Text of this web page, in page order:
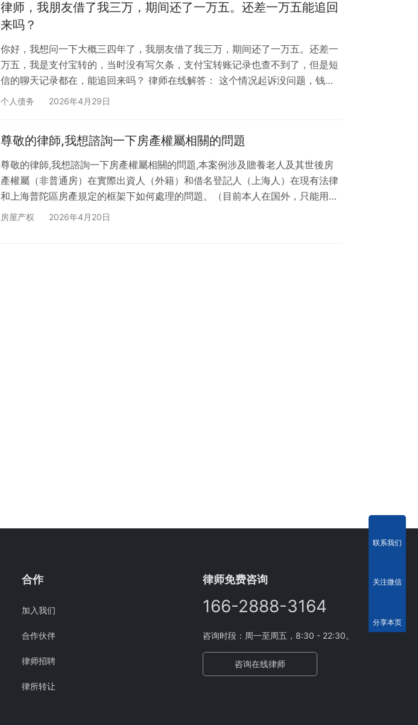
律师了。 保险说条款里有明确说明，精神损失费不、交通费及间接费用不在理赔
范围，那…
律师，我朋友借了我三万，期间还了一万五。还差一万五能追回
来吗？
你好，我想问一下大概三四年了，我朋友借了我三万，期间还了一万五。还差一
万五，我是支付宝转的，当时没有写欠条，支付宝转账记录也查不到了，但是短
信的聊天记录都在，能追回来吗？ 律师在线解答： 这个情况起诉没问题，钱能
不能追回是看对方有没有履行能力。譬如对方现在就是穷光蛋，那胜诉了也不一
个人债务 2026年4月29日
尊敬的律師,我想諮詢一下房產權屬相關的問題
尊敬的律師,我想諮詢一下房產權屬相關的問題,本案例涉及贍養老人及其世後房
產權屬（非普通房）在實際出資人（外籍）和借名登記人（上海人）在現有法律
和上海普陀區房產規定的框架下如何處理的問題。（目前本人在国外，只能用邮
件或在线）
房屋产权 2026年4月20日
合作
加入我们
合作伙伴
律师招聘
律所转让
律师免费咨询
166-2888-3164
咨询时段：周一至周五，8:30 - 22:30。
咨询在线律师
联系我们
关注微信
分享本页